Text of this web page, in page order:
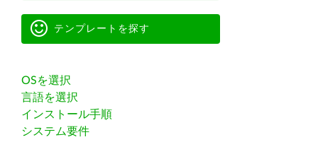
テンプレートを探す
OSを選択
言語を選択
インストール手順
システム要件